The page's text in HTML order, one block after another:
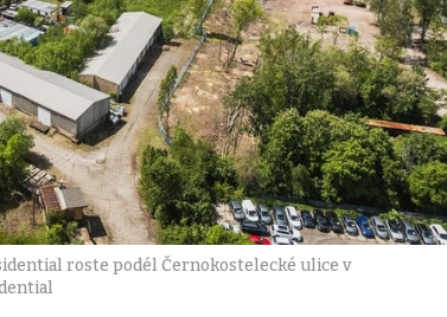
roste podél Černokostelecké ulice v